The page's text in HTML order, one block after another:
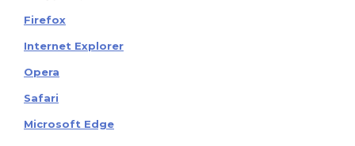
Firefox
Internet Explorer
Opera
Safari
Microsoft Edge